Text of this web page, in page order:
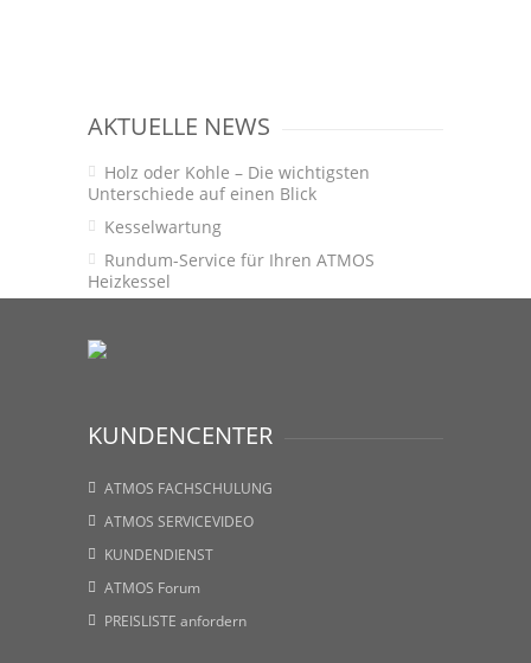
AKTUELLE NEWS
Holz oder Kohle – Die wichtigsten
Unterschiede auf einen Blick
Kesselwartung
Rundum-Service für Ihren ATMOS
Heizkessel
KUNDENCENTER
ATMOS FACHSCHULUNG
ATMOS SERVICEVIDEO
KUNDENDIENST
ATMOS Forum
PREISLISTE anfordern